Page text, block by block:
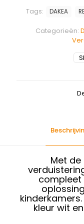
Categorieën:
Tags: DAKEA
Met de
compleet
kleur wit